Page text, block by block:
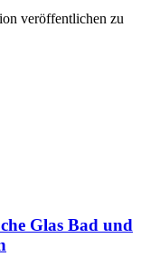
veröffentlichen zu
Glas Bad und